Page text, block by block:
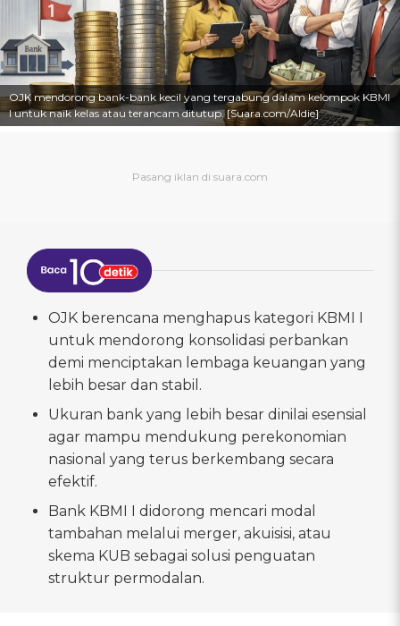
OJK mendorong bank-bank kecil yang tergabung dalam kelompok KBMI
I untuk naik kelas atau terancam ditutup. [Suara.com/Aldie]
OJK berencana menghapus kategori KBMI I
untuk mendorong konsolidasi perbankan
demi menciptakan lembaga keuangan yang
lebih besar dan stabil.
Ukuran bank yang lebih besar dinilai esensial
agar mampu mendukung perekonomian
nasional yang terus berkembang secara
efektif.
Bank KBMI I didorong mencari modal
tambahan melalui merger, akuisisi, atau
skema KUB sebagai solusi penguatan
struktur permodalan.